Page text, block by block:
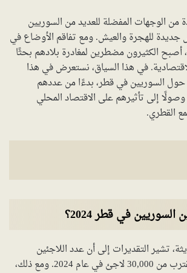
من الوجهات المفضلة للعديد من السوريين
للهجرة والعيش. ومع تفاقم الأوضاع في
سوريا منذ عام 2011، أصبح الكثيرون مضطرين لمغادرة بلادهم بحثًا
في هذا السياق، نستعرض في هذا
حول السوريين في قطر، بدءًا من عددهم
إلى تأثيرهم على الاقتصاد المحلي
القطري.
في قطر 2024؟
تشير التقديرات إلى أن عدد اللاجئين
السوريين في قطر يقترب من 30,000 لاجئ في عام 2024. ومع ذلك،